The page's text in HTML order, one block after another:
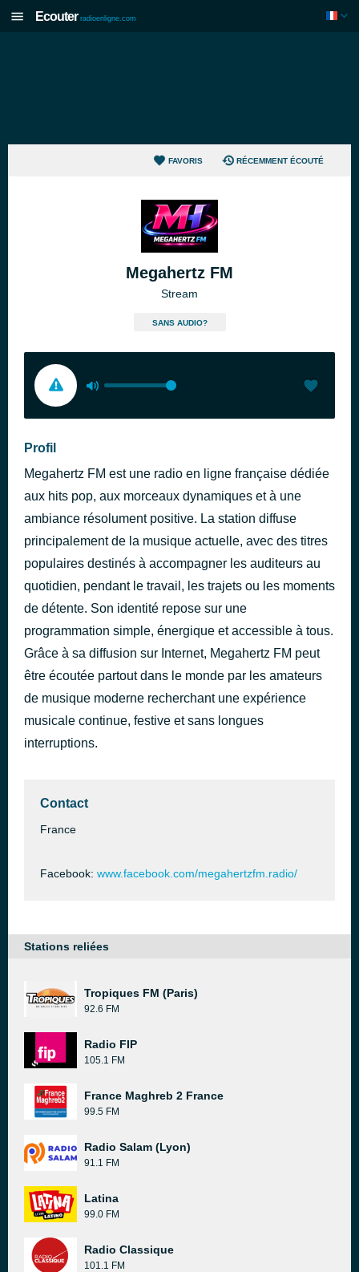
Ecouter radioenligne.com
FAVORIS RÉCEMMENT ÉCOUTÉ
Megahertz FM
Stream
SANS AUDIO?
Profil
Megahertz FM est une radio en ligne française dédiée
aux hits pop, aux morceaux dynamiques et à une
ambiance résolument positive. La station diffuse
principalement de la musique actuelle, avec des titres
populaires destinés à accompagner les auditeurs au
quotidien, pendant le travail, les trajets ou les moments
de détente. Son identité repose sur une
programmation simple, énergique et accessible à tous.
Grâce à sa diffusion sur Internet, Megahertz FM peut
être écoutée partout dans le monde par les amateurs
de musique moderne recherchant une expérience
musicale continue, festive et sans longues
interruptions.
Contact
France
Facebook: www.facebook.com/megahertzfm.radio/
Stations reliées
Tropiques FM (Paris)
92.6 FM
Radio FIP
105.1 FM
France Maghreb 2 France
99.5 FM
Radio Salam (Lyon)
91.1 FM
Latina
99.0 FM
Radio Classique
101.1 FM